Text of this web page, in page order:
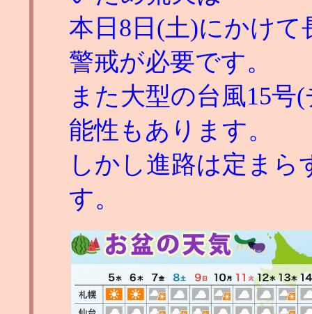
本日8日(土)にかけ
警戒が必要です。
また大型の台風15
能性もあります。
しかし進路は定ま
す。